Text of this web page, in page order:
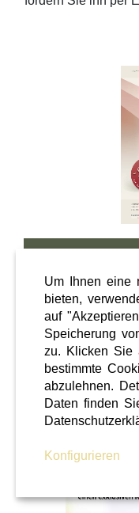
28 / 02 / 2026
Hörcafe
Hörcafe
Um Ihnen eine
bieten,
auf
Speicherung
zu. Klicken Sie
bestimmte
abzulehnen.
Daten finden
Konfigurieren